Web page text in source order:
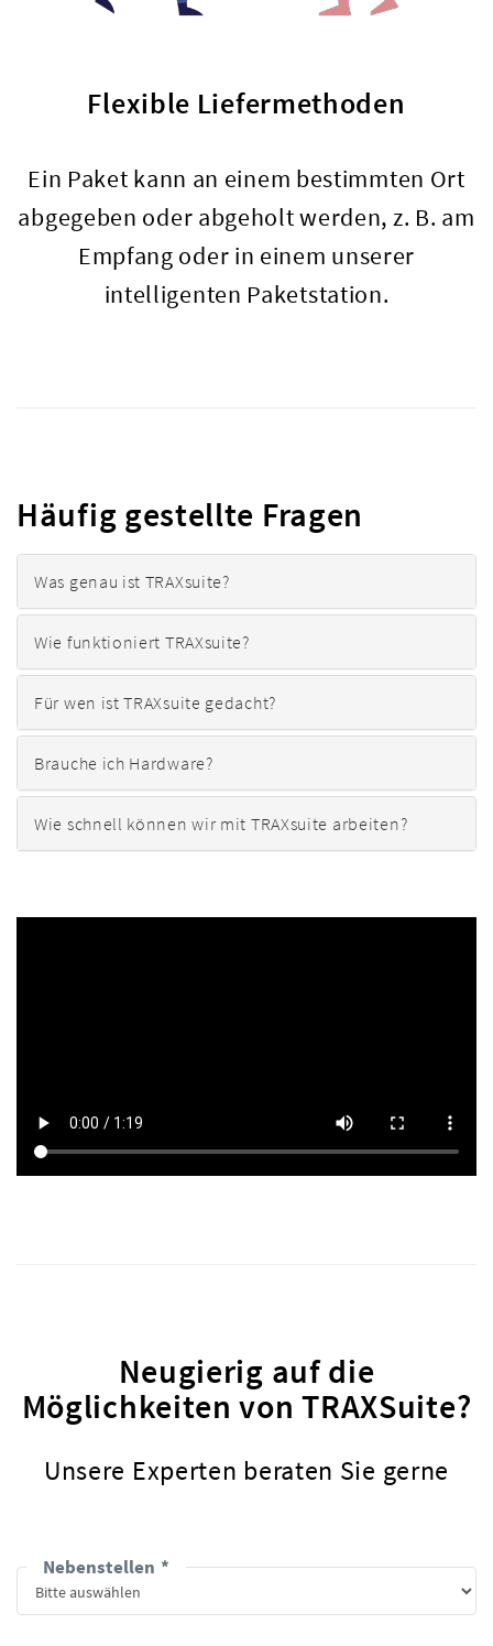
Flexible Liefermethoden
Ein Paket kann an einem bestimmten Ort
abgegeben oder abgeholt werden, z. B. am
Empfang oder in einem unserer
intelligenten Paketstation.
Häufig gestellte Fragen
Was genau ist TRAXsuite?
Wie funktioniert TRAXsuite?
Für wen ist TRAXsuite gedacht?
Brauche ich Hardware?
Wie schnell können wir mit TRAXsuite arbeiten?
Neugierig auf die
Möglichkeiten von TRAXSuite?
Unsere Experten beraten Sie gerne
Nebenstellen